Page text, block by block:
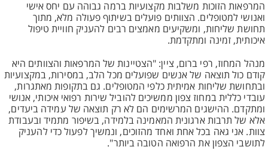
המרפאות הזוכות משלבות מקצועיות ברמה גבוהה עם יחס אישי
ואנושי למטופלים. הצוותים פועלים בשיתוף פעולה מלא, מתוך
תחושת שליחות, ומשקיעים מאמצים רבים להעניק חוויית טיפול
איכותית, זמינה ומתקדמת.
מנהל המחוז, רפי ברום, ציין: "הצטיינות של המרפאות והצוותים היא
קודם כול תוצאה של אנשים שפועלים מכל הלב, במסירות, במקצועיות
ובתחושת שליחות אמיתית כלפי המטופלים. גם בתקופות מאתגרות,
עובדי כללית במחוז צפון ממשיכים להוביל שירות רפואי איכותי, אנושי
ומתקדם. ההישגים המרשימים הם לא רק תוצאה של עמידה ביעדים,
אלא של תרבות ארגונית המאמינה בלמידה, בשיפור מתמיד ובעבודת
צוות. אני גאה בכל אחת ואחד מהזוכים, ונמשיך לפעול כדי להעניק
לתושבי הצפון את הרפואה הטובה ביותר".